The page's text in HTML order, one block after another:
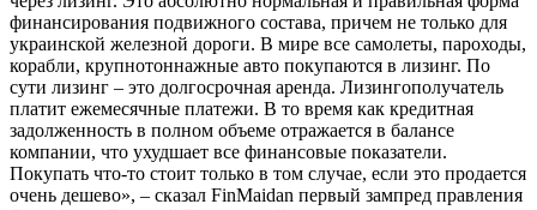
финансирования подвижного состава, причем не только для
украинской железной дороги. В мире все самолеты, пароходы,
корабли, крупнотоннажные авто покупаются в лизинг. По
сути лизинг – это долгосрочная аренда. Лизингополучатель
платит ежемесячные платежи. В то время как кредитная
задолженность в полном объеме отражается в балансе
компании, что ухудшает все финансовые показатели.
Покупать что-то стоит только в том случае, если это продается
очень дешево», – сказал FinMaidan первый зампред правления